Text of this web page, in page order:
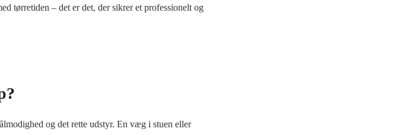
tørretiden – det er det, der sikrer et professionelt og
og det rette udstyr. En væg i stuen eller